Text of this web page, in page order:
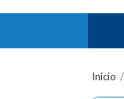
Inicio